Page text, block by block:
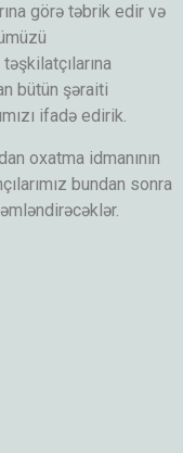
görə təbrik edir və
bütün şəraiti
ifadə edirik.
oxatma idmanının
bundan sonra